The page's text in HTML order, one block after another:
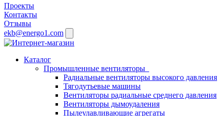
Проекты
Контакты
Отзывы
ekb@energo1.com
Каталог
Промышленные вентиляторы
Радиальные вентиляторы высокого давления
Тягодутьевые машины
Вентиляторы радиальные среднего давления
Вентиляторы дымоудаления
Пылеулавливающие агрегаты